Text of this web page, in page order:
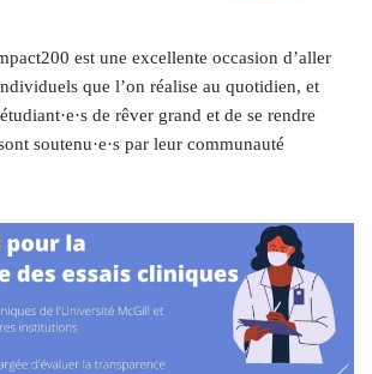
est une excellente occasion d’aller
que l’on réalise au quotidien, et
de rêver grand et de se rendre
soutenu·e·s par leur communauté